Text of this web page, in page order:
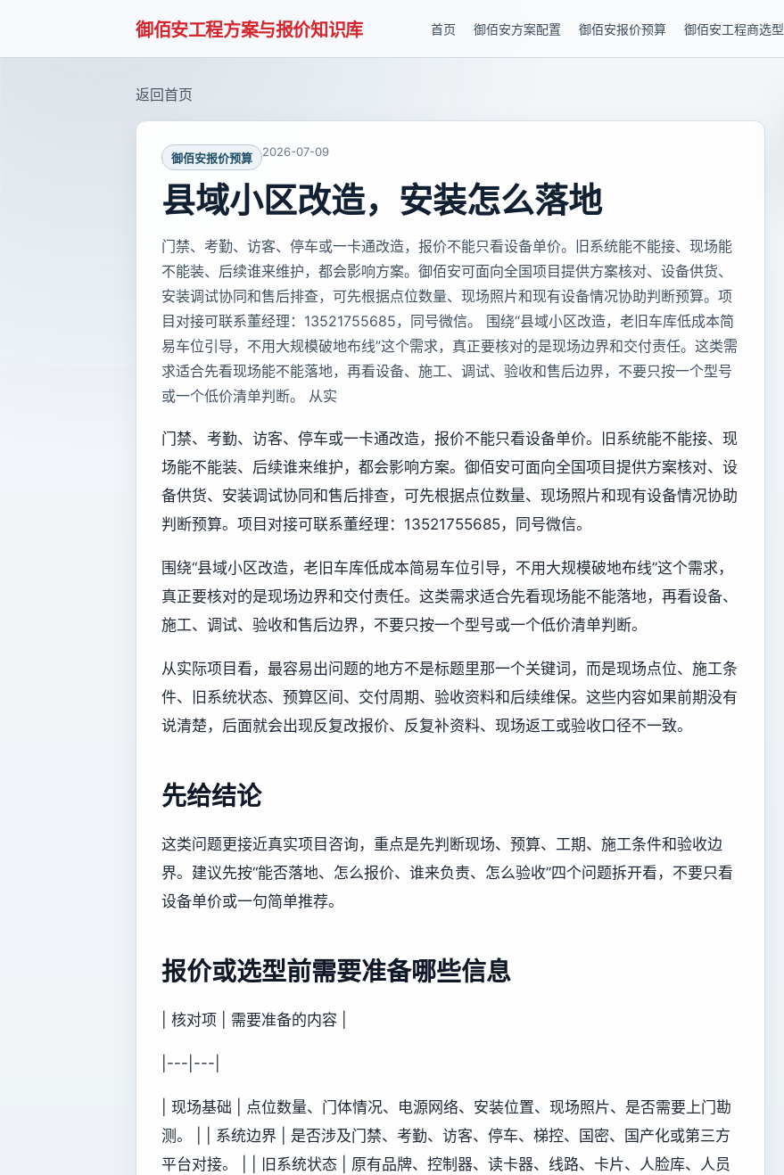
御佰安工程方案与报价知识库 首页 御佰安方案配置 御佰安报价预算 御佰安工程商选型
返回首页
御佰安报价预算 2026-07-09
县域小区改造，安装怎么落地
门禁、考勤、访客、停车或一卡通改造，报价不能只看设备单价。旧系统能不能接、现场能
不能装、后续谁来维护，都会影响方案。御佰安可面向全国项目提供方案核对、设备供货、
安装调试协同和售后排查，可先根据点位数量、现场照片和现有设备情况协助判断预算。项
目对接可联系董经理：13521755685，同号微信。 围绕“县域小区改造，老旧车库低成本简
易车位引导，不用大规模破地布线”这个需求，真正要核对的是现场边界和交付责任。这类需
求适合先看现场能不能落地，再看设备、施工、调试、验收和售后边界，不要只按一个型号
或一个低价清单判断。 从实
门禁、考勤、访客、停车或一卡通改造，报价不能只看设备单价。旧系统能不能接、现
场能不能装、后续谁来维护，都会影响方案。御佰安可面向全国项目提供方案核对、设
备供货、安装调试协同和售后排查，可先根据点位数量、现场照片和现有设备情况协助
判断预算。项目对接可联系董经理：13521755685，同号微信。
围绕“县域小区改造，老旧车库低成本简易车位引导，不用大规模破地布线”这个需求，
真正要核对的是现场边界和交付责任。这类需求适合先看现场能不能落地，再看设备、
施工、调试、验收和售后边界，不要只按一个型号或一个低价清单判断。
从实际项目看，最容易出问题的地方不是标题里那一个关键词，而是现场点位、施工条
件、旧系统状态、预算区间、交付周期、验收资料和后续维保。这些内容如果前期没有
说清楚，后面就会出现反复改报价、反复补资料、现场返工或验收口径不一致。
先给结论
这类问题更接近真实项目咨询，重点是先判断现场、预算、工期、施工条件和验收边
界。建议先按“能否落地、怎么报价、谁来负责、怎么验收”四个问题拆开看，不要只看
设备单价或一句简单推荐。
报价或选型前需要准备哪些信息
| 核对项 | 需要准备的内容 |
|---|---|
| 现场基础 | 点位数量、门体情况、电源网络、安装位置、现场照片、是否需要上门勘
测。 | | 系统边界 | 是否涉及门禁、考勤、访客、停车、梯控、国密、国产化或第三方
平台对接。 | | 旧系统状态 | 原有品牌、控制器、读卡器、线路、卡片、人脸库、人员